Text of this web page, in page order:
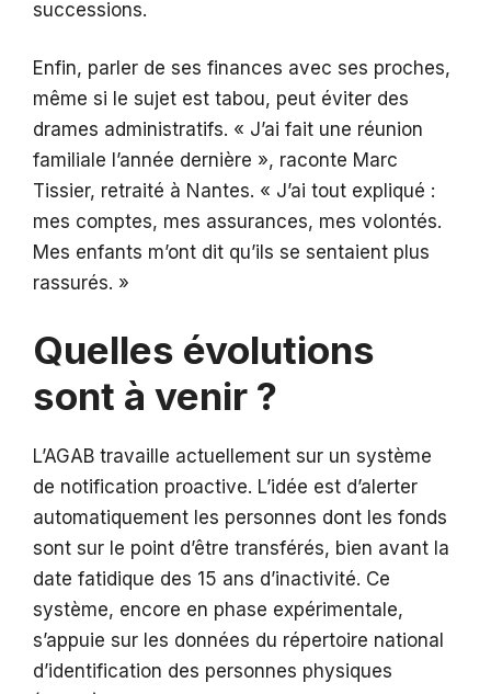
successions.
Enfin, parler de ses finances avec ses proches,
même si le sujet est tabou, peut éviter des
drames administratifs. « J’ai fait une réunion
familiale l’année dernière », raconte Marc
Tissier, retraité à Nantes. « J’ai tout expliqué :
mes comptes, mes assurances, mes volontés.
Mes enfants m’ont dit qu’ils se sentaient plus
rassurés. »
Quelles évolutions
sont à venir ?
L’AGAB travaille actuellement sur un système
de notification proactive. L’idée est d’alerter
automatiquement les personnes dont les fonds
sont sur le point d’être transférés, bien avant la
date fatidique des 15 ans d’inactivité. Ce
système, encore en phase expérimentale,
s’appuie sur les données du répertoire national
d’identification des personnes physiques